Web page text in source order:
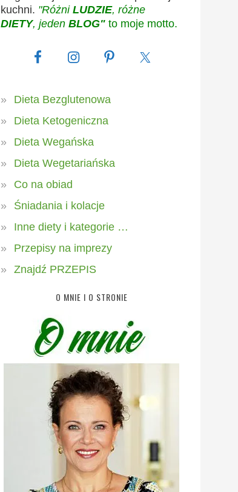
kuchni. "Różni LUDZIE, różne
DIETY, jeden BLOG" to moje motto.
Dieta Bezglutenowa
Dieta Ketogeniczna
Dieta Wegańska
Dieta Wegetariańska
Co na obiad
Śniadania i kolacje
Inne diety i kategorie …
Przepisy na imprezy
Znajdź PRZEPIS
O MNIE I O STRONIE